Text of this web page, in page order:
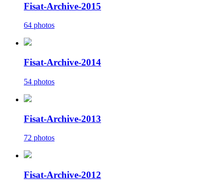
Fisat-Archive-2015
64 photos
Fisat-Archive-2014
54 photos
Fisat-Archive-2013
72 photos
Fisat-Archive-2012